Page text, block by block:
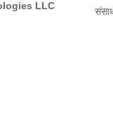
LLC